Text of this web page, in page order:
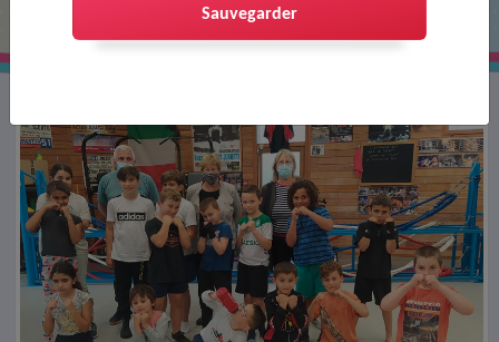
Sauvegarder